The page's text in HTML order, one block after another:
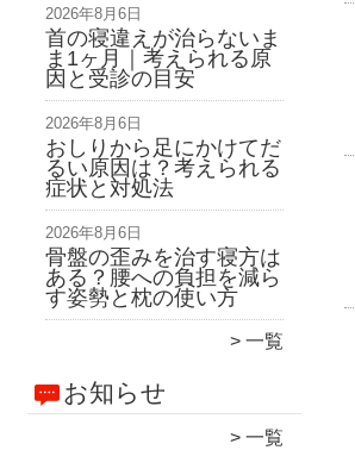
2026年8月6日
首の寝違えが治らないま
ま1ヶ月｜考えられる原
因と受診の目安
2026年8月6日
おしりから足にかけてだ
るい原因は？考えられる
症状と対処法
2026年8月6日
骨盤の歪みを治す寝方は
ある？腰への負担を減ら
す姿勢と枕の使い方
一覧
お知らせ
一覧